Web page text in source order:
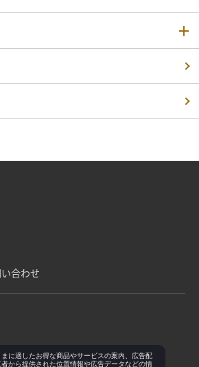
合わせ
に適したお得な商品やサービスの案内、広告配
から提供された位置情報や広告データなどの情